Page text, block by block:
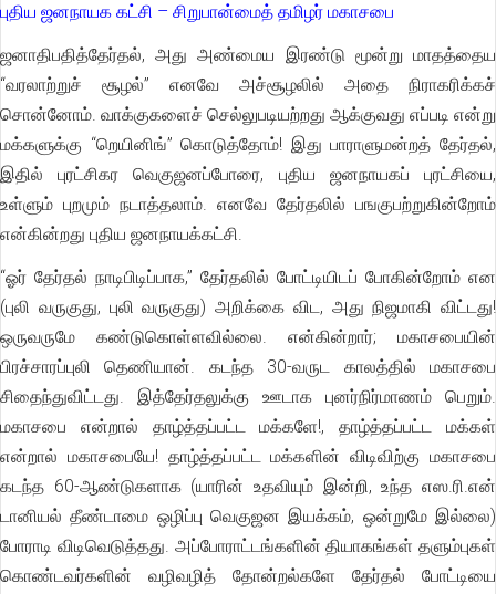
புதிய ஜனநாயக கட்சி – சிறுபான்மைத் தமிழர் மகாசபை
ஜனாதிபதித்தேர்தல், அது அண்மைய இரண்டு மூன்று மாதத்தைய
“வரலாற்றுச் சூழல்” எனவே அச்சூழலில் அதை நிராகரிக்கச்
சொன்னோம். வாக்குகளைச் செல்லுபடியற்றது ஆக்குவது எப்படி என்று
மக்களுக்கு “றெயினிங்” கொடுத்தோம்! இது பாராளுமன்றத் தேர்தல்,
இதில் புரட்சிகர வெகுஜனப்போரை, புதிய ஜனநாயகப் புரட்சியை,
உள்ளும் புறமும் நடாத்தலாம். எனவே தேர்தலில் பஙகுபற்றுகின்றோம்
என்கின்றது புதிய ஜனநாயக்கட்சி.
“ஓர் தேர்தல் நாடிபிடிப்பாக,” தேர்தலில் போட்டியிடப் போகின்றோம் என
(புலி வருகுது, புலி வருகுது) அறிக்கை விட, அது நிஜமாகி விட்டது!
ஒருவருமே கண்டுகொள்ளவில்லை. என்கின்றார்; மகாசபையின்
பிரச்சாரப்புலி தெணியான். கடந்த 30-வருட காலத்தில் மகாசபை
சிதைந்துவிட்டது. இத்தேர்தலுக்கு ஊடாக புனர்நிர்மாணம் பெறும்.
மகாசபை என்றால் தாழ்த்தப்பட்ட மக்களே!, தாழ்த்தப்பட்ட மக்கள்
என்றால் மகாசபையே! தாழ்த்தப்பட்ட மக்களின் விடிவிற்கு மகாசபை
கடந்த 60-ஆண்டுகளாக (யாரின் உதவியும் இன்றி, உந்த எஸ.ரி.என்
டானியல் தீண்டாமை ஒழிப்பு வெகுஜன இயக்கம், ஒன்றுமே இல்லை)
போராடி விடிவெடுத்தது. அப்போராட்டங்களின் தியாகங்கள் தளும்புகள்
கொண்டவர்களின் வழிவழித் தோன்றல்களே தேர்தல் போட்டியை